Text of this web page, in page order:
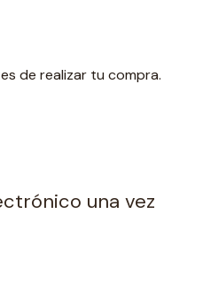
de realizar tu compra.
una vez